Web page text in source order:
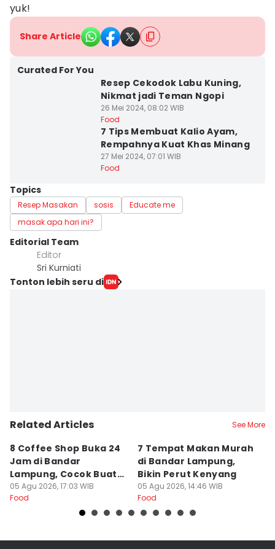
yuk!
Share Article
Curated For You
Resep Cekodok Labu Kuning,
Nikmat jadi Teman Ngopi
26 Mei 2024, 08:02 WIB
Food
7 Tips Membuat Kalio Ayam,
Rempahnya Kuat Khas Minang
27 Mei 2024, 07:01 WIB
Food
Topics
Resep Masakan sosis
Educate me
masak apa hari ini?
Editorial Team
Editor
Sri Kurniati
Tonton lebih seru di
Related Articles See More
8 Coffee Shop Buka 24
Jam di Bandar
Lampung, Cocok Buat
Begadang
05 Agu 2026, 17:03 WIB
Food
7 Tempat Makan Murah
di Bandar Lampung,
Bikin Perut Kenyang
05 Agu 2026, 14:46 WIB
Food